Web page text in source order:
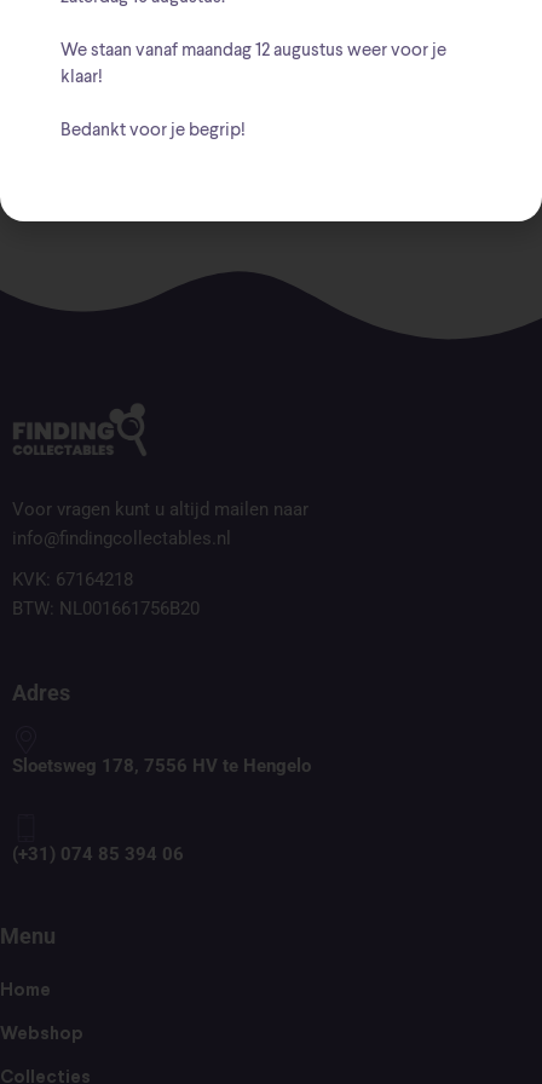
Voor vragen kunt u altijd mailen naar
info@findingcollectables.nl
KVK: 67164218
BTW: NL001661756B20
Adres
Sloetsweg 178, 7556 HV te Hengelo
(+31) 074 85 394 06
Menu
Home
Webshop
Collecties
We staan vanaf maandag 12 augustus weer voor je
klaar!
Bedankt voor je begrip!